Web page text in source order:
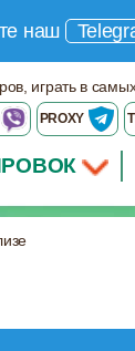
наш
играть в
PROXY